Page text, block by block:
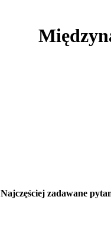
Najczęściej zadawane